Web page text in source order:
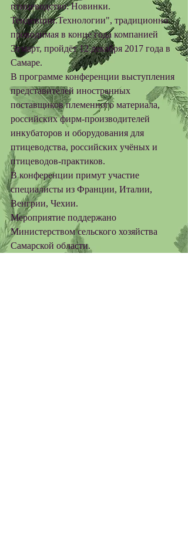
птицеводство: Новинки.
Тенденции.Технологии", традиционно
проводимая в конце года компанией
Эгмарт, пройдёт 12 декабря 2017 года в
Самаре.
В программе конференции выступления
представителей иностранных
поставщиков племенного материала,
российских фирм-производителей
инкубаторов и оборудования для
птицеводства, российских учёных и
птицеводов-практиков.
В конференции примут участие
специалисты из Франции, Италии,
Венгрии, Чехии.
Мероприятие поддержано
Министерством сельского хозяйства
Самарской области.